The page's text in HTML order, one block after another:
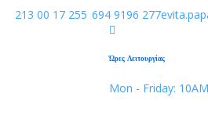
213 00 17 255 694 9196 277
Ώρες Λειτουργίας
Mon - Friday: